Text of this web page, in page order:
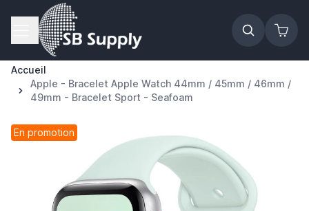
Allez au contenu
Accueil
Apple - Bracelet Apple Watch 44mm / 45mm / 46mm /
49mm - Bracelet Sport - Seafoam
En promotion